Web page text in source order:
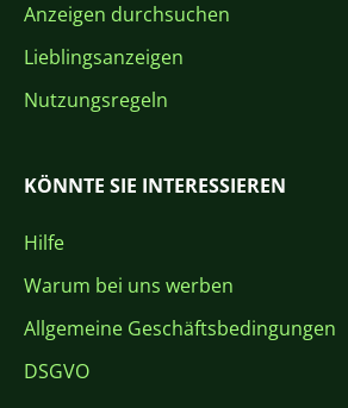
Anzeigen durchsuchen
Lieblingsanzeigen
Nutzungsregeln
KÖNNTE SIE INTERESSIEREN
Hilfe
Warum bei uns werben
Allgemeine Geschäftsbedingungen
DSGVO